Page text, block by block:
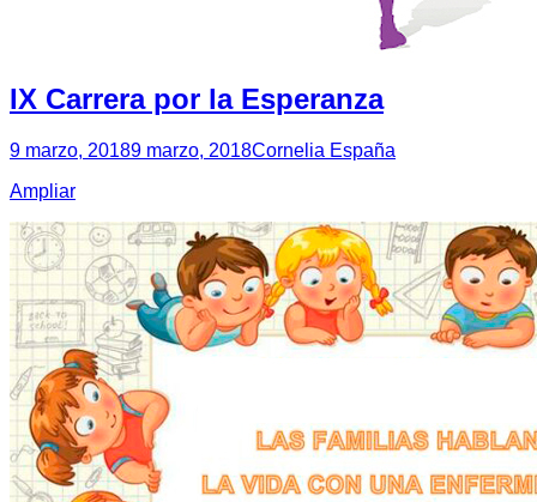
IX Carrera por la Esperanza
9 marzo, 20189 marzo, 2018Cornelia España
Ampliar